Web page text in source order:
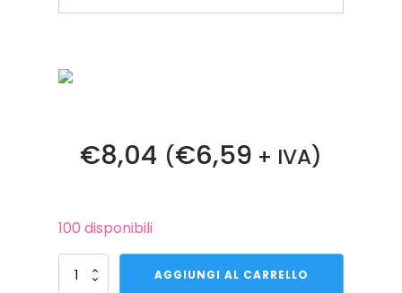
€8,04 (€6,59 + IVA)
100 disponibili
Albero
AGGIUNGI AL CARRELLO